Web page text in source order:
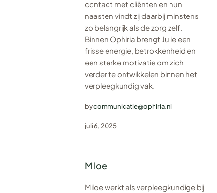
contact met cliënten en hun
naasten vindt zij daarbij minstens
zo belangrijk als de zorg zelf.
Binnen Ophiria brengt Julie een
frisse energie, betrokkenheid en
een sterke motivatie om zich
verder te ontwikkelen binnen het
verpleegkundig vak.
bycommunicatie@ophiria.nl
juli 6, 2025
Miloe
Miloe werkt als verpleegkundige bij